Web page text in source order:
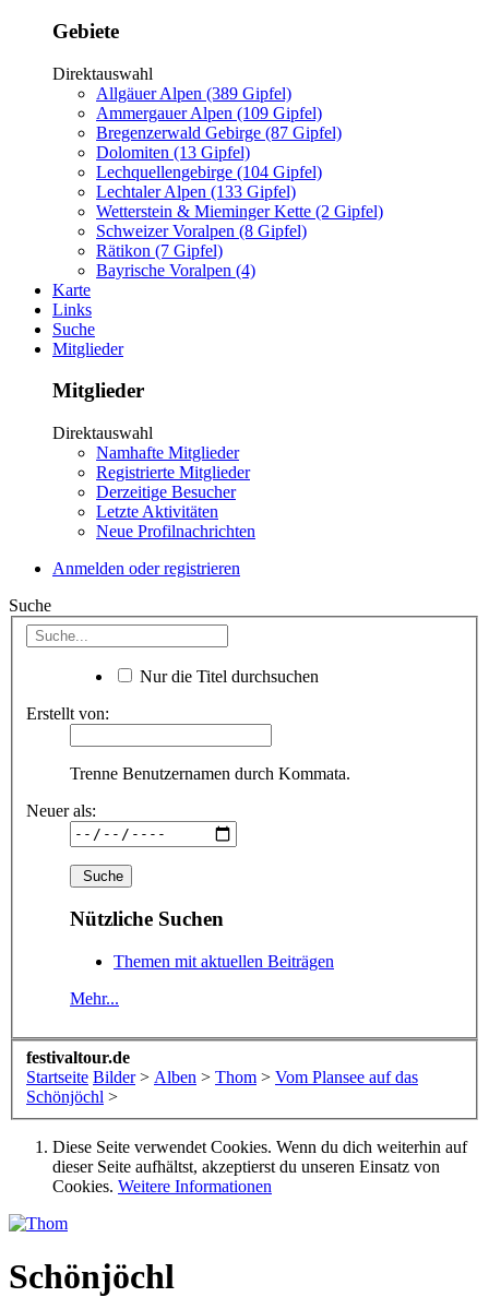
Gebiete
Direktauswahl
Allgäuer Alpen (389 Gipfel)
Ammergauer Alpen (109 Gipfel)
Bregenzerwald Gebirge (87 Gipfel)
Dolomiten (13 Gipfel)
Lechquellengebirge (104 Gipfel)
Lechtaler Alpen (133 Gipfel)
Wetterstein & Mieminger Kette (2 Gipfel)
Schweizer Voralpen (8 Gipfel)
Rätikon (7 Gipfel)
Bayrische Voralpen (4)
Karte
Links
Suche
Mitglieder
Mitglieder
Direktauswahl
Namhafte Mitglieder
Registrierte Mitglieder
Derzeitige Besucher
Letzte Aktivitäten
Neue Profilnachrichten
Anmelden oder registrieren
Suche
Nur die Titel durchsuchen
Erstellt von:
Trenne Benutzernamen durch Kommata.
Neuer als:
Nützliche Suchen
Themen mit aktuellen Beiträgen
Mehr...
festivaltour.de
Startseite Bilder > Alben > Thom > Vom Plansee auf das
Schönjöchl >
Diese Seite verwendet Cookies. Wenn du dich weiterhin auf
dieser Seite aufhältst, akzeptierst du unseren Einsatz von
Cookies. Weitere Informationen
Schönjöchl